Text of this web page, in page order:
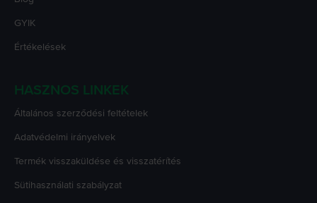
GYIK
Értékelések
HASZNOS LINKEK
Általános szerződési feltételek
Adatvédelmi irányelvek
Termék visszaküldése és visszatérítés
Sütihasználati szabályzat